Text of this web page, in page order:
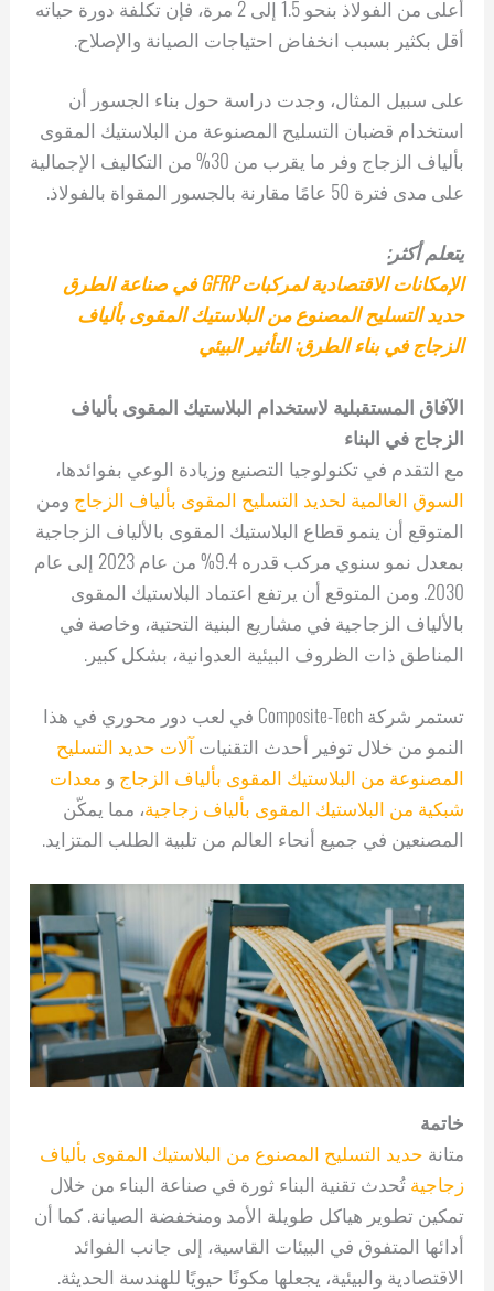
أعلى من الفولاذ بنحو 1.5 إلى 2 مرة، فإن تكلفة دورة حياته
أقل بكثير بسبب انخفاض احتياجات الصيانة والإصلاح.
على سبيل المثال، وجدت دراسة حول بناء الجسور أن
استخدام قضبان التسليح المصنوعة من البلاستيك المقوى
بألياف الزجاج وفر ما يقرب من 30% من التكاليف الإجمالية
على مدى فترة 50 عامًا مقارنة بالجسور المقواة بالفولاذ.
يتعلم أكثر:
الإمكانات الاقتصادية لمركبات GFRP في صناعة الطرق
حديد التسليح المصنوع من البلاستيك المقوى بألياف
الزجاج في بناء الطرق: التأثير البيئي
الآفاق المستقبلية لاستخدام البلاستيك المقوى بألياف
الزجاج في البناء
مع التقدم في تكنولوجيا التصنيع وزيادة الوعي بفوائدها،
السوق العالمية لحديد التسليح المقوى بألياف الزجاج ومن
المتوقع أن ينمو قطاع البلاستيك المقوى بالألياف الزجاجية
بمعدل نمو سنوي مركب قدره 9.4% من عام 2023 إلى عام
2030. ومن المتوقع أن يرتفع اعتماد البلاستيك المقوى
بالألياف الزجاجية في مشاريع البنية التحتية، وخاصة في
المناطق ذات الظروف البيئية العدوانية، بشكل كبير.
تستمر شركة Composite-Tech في لعب دور محوري في هذا
النمو من خلال توفير أحدث التقنياتآلات حديد التسليح
المصنوعة من البلاستيك المقوى بألياف الزجاج و معدات
شبكية من البلاستيك المقوى بألياف زجاجية، مما يمكّن
المصنعين في جميع أنحاء العالم من تلبية الطلب المتزايد.
خاتمة
متانة حديد التسليح المصنوع من البلاستيك المقوى بألياف
زجاجيةتُحدث تقنية البناء ثورة في صناعة البناء من خلال
تمكين تطوير هياكل طويلة الأمد ومنخفضة الصيانة. كما أن
أدائها المتفوق في البيئات القاسية، إلى جانب الفوائد
الاقتصادية والبيئية، يجعلها مكونًا حيويًا للهندسة الحديثة.